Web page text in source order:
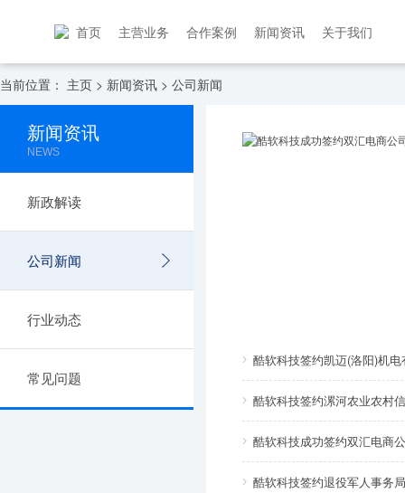
首页 主营业务 合作案例 新闻资讯 关于我们
当前位置： 主页 > 新闻资讯 > 公司新闻
新闻资讯
NEWS
新政解读
公司新闻
行业动态
常见问题
酷软科技签约凯迈(洛阳)机
酷软科技签约漯河农业农村
酷软科技成功签约双汇电商
酷软科技签约退役军人事务